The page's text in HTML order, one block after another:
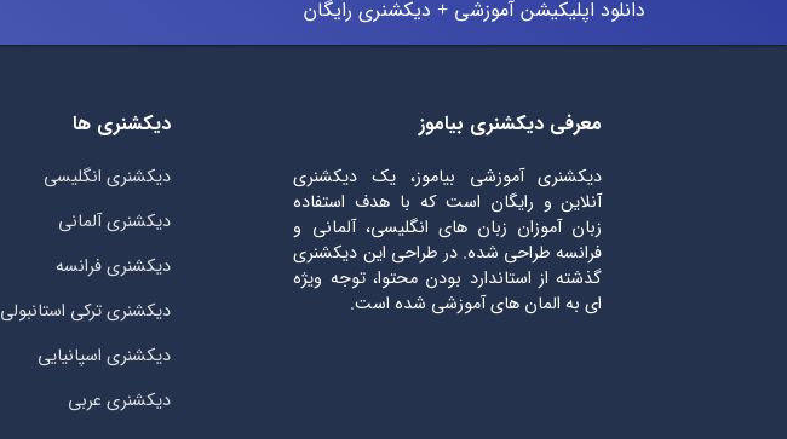
دانلود اپلیکیشن آموزشی + دیکشنری رایگان
معرفی دیکشنری بیاموز
دیکشنری آموزشی بیاموز، یک دیکشنری
آنلاین و رایگان است که با هدف استفاده
زبان آموزان زبان های انگلیسی، آلمانی و
فرانسه طراحی شده. در طراحی این دیکشنری
گذشته از استاندارد بودن محتوا، توجه ویژه
ای به المان های آموزشی شده است.
دیکشنری ها
دیکشنری انگلیسی
دیکشنری آلمانی
دیکشنری فرانسه
دیکشنری ترکی استانبولی
دیکشنری اسپانیایی
دیکشنری عربی